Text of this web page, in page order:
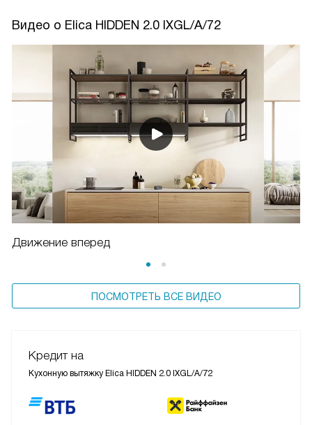
Видео о Elica HIDDEN 2.0 IXGL/A/72
Движение вперед
ПОСМОТРЕТЬ ВСЕ ВИДЕО
Кредит на
Кухонную вытяжку Elica HIDDEN 2.0 IXGL/A/72